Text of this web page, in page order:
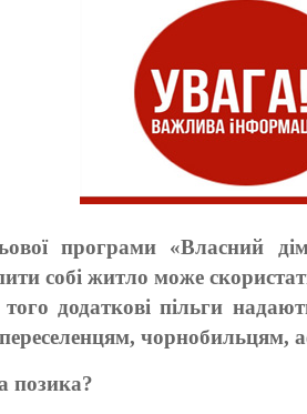
програми «Власний
собі житло може
додаткові пільги
переселенцям, чорнобильцям,
позика?